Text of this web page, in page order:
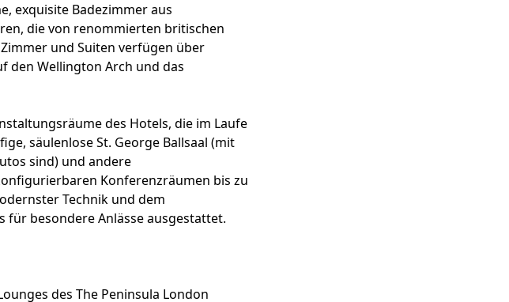
exquisite Badezimmer aus
die von renommierten britischen
und Suiten verfügen über
den Wellington Arch und das
des Hotels, die im Laufe
säulenlose St. George Ballsaal (mit
sind) und andere
Konferenzräumen bis zu
Technik und dem
für besondere Anlässe ausgestattet.
des The Peninsula London